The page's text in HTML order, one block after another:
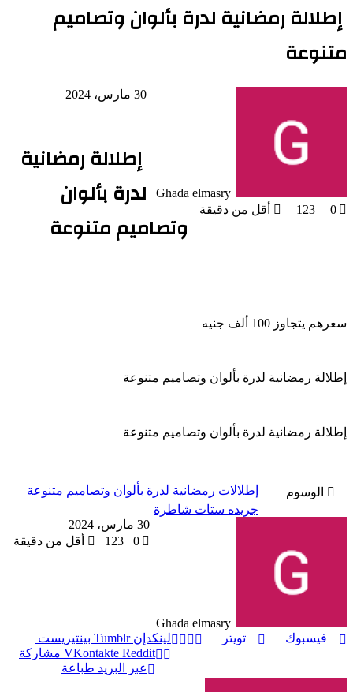
إطلالة رمضانية لدرة بألوان وتصاميم
متنوعة
Ghada elmasry
30 مارس، 2024
0 أقل من دقيقة
إطلالة رمضانية
لدرة بألوان
وتصاميم متنوعة
سعرهم يتجاوز 100 ألف جنيه
إطلالة رمضانية لدرة بألوان وتصاميم متنوعة
إطلالة رمضانية لدرة بألوان وتصاميم متنوعة
الوسوم
إطلالات رمضانية لدرة بألوان وتصاميم متنوعة
جريده ستات شاطرة
Ghada elmasry
30 مارس، 2024
0
أقل من دقيقة
فيسبوك تويتر لينكدإن بينتيريست
Reddit
مشاركة
عبر البريد طباعة